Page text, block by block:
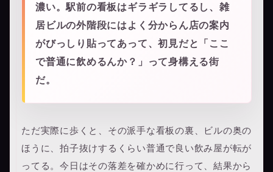
濃い。駅前の看板はギラギラしてるし、雑
居ビルの外階段にはよく分からん店の案内
がびっしり貼ってあって、初見だと「ここ
で普通に飲めるんか？」って身構える街
だ。
ただ実際に歩くと、その派手な看板の裏、ビルの奥の
ほうに、拍子抜けするくらい普通で良い飲み屋が転が
ってる。今日はその落差を確かめに行って、結果から